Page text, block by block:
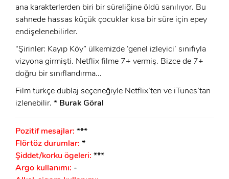
ana karakterlerden biri bir süreliğine öldü sanılıyor. Bu
sahnede hassas küçük çocuklar kısa bir süre için epey
endişelenebilirler.
“Şirinler: Kayıp Köy” ülkemizde ‘genel izleyici’ sınıfıyla
vizyona girmişti. Netflix filme 7+ vermiş. Bizce de 7+
doğru bir sınıflandırma...
Film türkçe dublaj seçeneğiyle Netflix’ten ve iTunes’tan
izlenebilir. * Burak Göral
Pozitif mesajlar: ***
Flörtöz durumlar: *
Şiddet/korku ögeleri: ***
Argo kullanımı: -